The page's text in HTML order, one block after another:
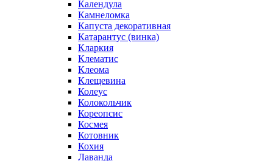
Календула
Камнеломка
Капуста декоративная
Катарантус (винка)
Кларкия
Клематис
Клеома
Клещевина
Колеус
Колокольчик
Кореопсис
Космея
Котовник
Кохия
Лаванда